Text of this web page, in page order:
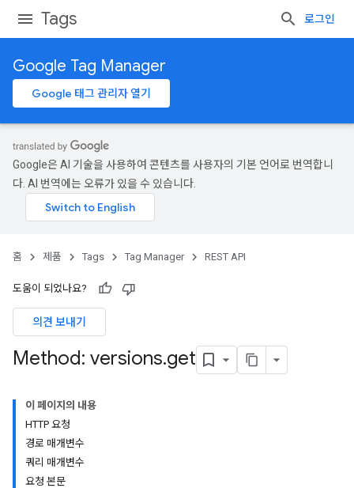
Tags 로그인
Google Tag Manager
Google 태그 관리자 열기
Google은 AI 기술을 사용하여 콘텐츠를 사용자의 기본 언어로 번역합니
다. AI 번역에는 오류가 있을 수 있습니다.
홈 제품 Tags Tag Manager REST API
도움이 되었나요?
의견 보내기
Method: versions.get
이 페이지의 내용
HTTP 요청
경로 매개변수
쿼리 매개변수
요청 본문